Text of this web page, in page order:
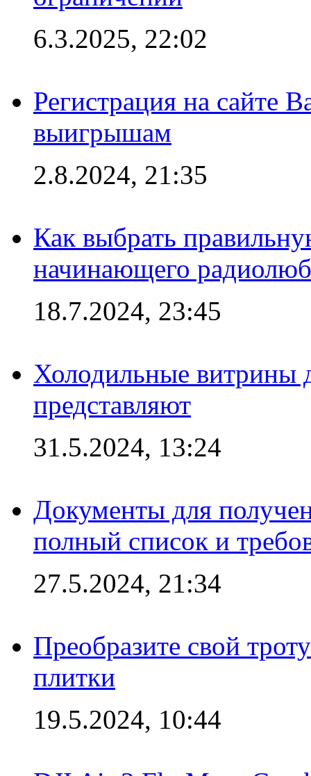
6.3.2025, 22:02
Регистрация на сайте
выигрышам
2.8.2024, 21:35
Как выбрать
начинающего
18.7.2024, 23:45
Холодильные витрины
представляют
31.5.2024, 13:24
Документы для
полный список и
27.5.2024, 21:34
Преобразите свой
плитки
19.5.2024, 10:44